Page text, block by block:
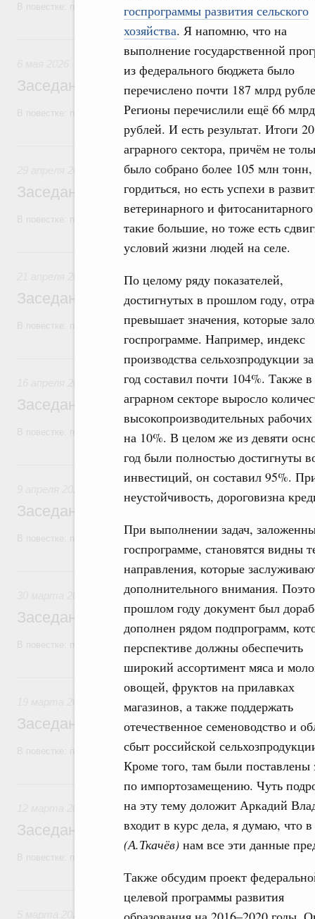
госпрограммы развития сельского
хозяйства. Я напомню, что на
выполнение государственной
из федерального бюджета было
перечислено почти 187 млрд
Регионы перечислили ещё 66 млрд
рублей. И есть результат. Итоги
аграрного сектора, причём не
было собрано более 105 млн
гордиться, но есть успехи в
ветеринарного и
такие большие, но тоже есть
условий жизни людей на селе.
По целому ряду показателей,
достигнутых в прошлом году,
превышает значения, которые
госпрограмме. Например, индекс
производства сельхозпродукции
год составил почти 104%. Также в
аграрном секторе выросло
высокопроизводительных
на 10%. В целом же из девяти
год были полностью достигнуты
инвестиций, он составил 95%.
неустойчивость, дороговизна
При выполнении задач,
госпрограмме, становятся видны
направления, которые
дополнительного внимания.
прошлом году документ был
дополнен рядом подпрограмм,
перспективе должны обеспечить
широкий ассортимент мяса и
овощей, фруктов на прилавках
магазинов, а также поддержать
отечественное семеноводство и
сбыт российской
Кроме того, там были поставлены
по импортозамещению. Чуть
на эту тему доложит Аркадий
входит в курс дела, я думаю, что
(А.Ткачёв) нам все эти данные
Также обсудим проект
целевой программы развития
6 мая, среда
Заседание Правительства (2026 год,
В повестке: проекты федеральных законов, бюджетные
29 апреля, среда
Заседание Правительства (2026 год,
21 апреля, вторник
Заседание Правительства (2026 год,
В повестке: проекты федеральных законов.
16 апреля, четверг
Заседание Правительства (2026 год,
В повестке: проекты федеральных законов.
9 апреля, четверг
Заседание Правительства (2026 год,
В повестке: проекты федеральных законов.
30 марта, понедельник
Заседание Правительства (2026 год,
В повестке: проекты федеральных законов, бюджетные
19 марта, четверг
Заседание Правительства (2026 год, №9)
В повестке: проекты федеральных законов.
12 марта, четверг
Заседание Правительства (2026 год, №8)